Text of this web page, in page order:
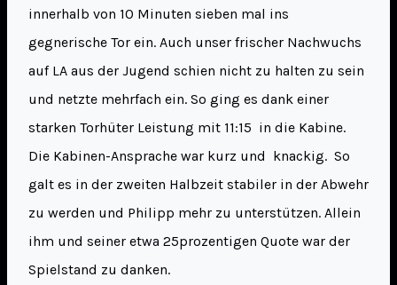
innerhalb von 10 Minuten sieben mal ins
gegnerische Tor ein. Auch unser frischer Nachwuchs
auf LA aus der Jugend schien nicht zu halten zu sein
und netzte mehrfach ein. So ging es dank einer
starken Torhüter Leistung mit 11:15 in die Kabine.
Die Kabinen-Ansprache war kurz und knackig. So
galt es in der zweiten Halbzeit stabiler in der Abwehr
zu werden und Philipp mehr zu unterstützen. Allein
ihm und seiner etwa 25prozentigen Quote war der
Spielstand zu danken.